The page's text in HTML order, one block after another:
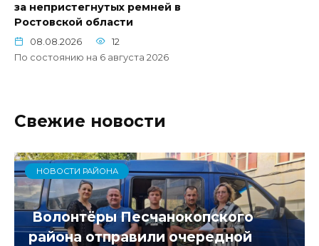
за непристегнутых ремней в
Ростовской области
08.08.2026
12
По состоянию на 6 августа 2026
Свежие новости
НОВОСТИ РАЙОНА
Волонтёры Песчанокопского
района отправили очередной